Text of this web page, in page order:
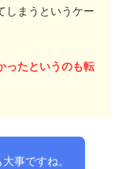
しまうというケー
ったというのも転
事ですね。